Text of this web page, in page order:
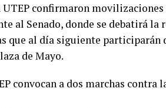
UTEP confirmaron movilizaciones
al Senado, donde se debatirá la
que al día siguiente participarán
de Mayo.
convocan a dos marchas contra